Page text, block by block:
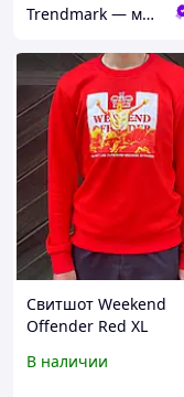
Trendmark — магазин трендовой одежды
Свитшот Weekend
Offender Red XL
В наличии